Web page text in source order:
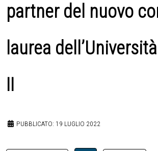
partner del nuovo
laurea
PUBBLICATO: 19 LUGLIO 2022